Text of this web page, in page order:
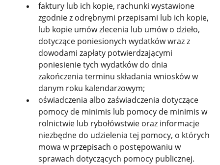
faktury lub ich kopie, rachunki wystawione
zgodnie z odrębnymi przepisami lub ich kopie,
lub kopie umów zlecenia lub umów o dzieło,
dotyczące poniesionych wydatków wraz z
dowodami zapłaty potwierdzającymi
poniesienie tych wydatków do dnia
zakończenia terminu składania wniosków w
danym roku kalendarzowym;
oświadczenia albo zaświadczenia dotyczące
pomocy de minimis lub pomocy de minimis w
rolnictwie lub rybołówstwie oraz informacje
niezbędne do udzielenia tej pomocy, o których
mowa wprzepisach o postępowaniu w
sprawach dotyczących pomocy publicznej.